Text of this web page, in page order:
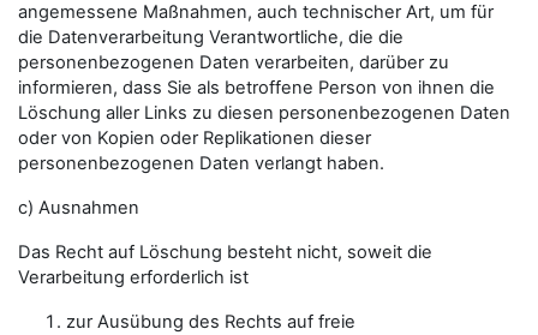
angemessene Maßnahmen, auch technischer Art, um für
die Datenverarbeitung Verantwortliche, die die
personenbezogenen Daten verarbeiten, darüber zu
informieren, dass Sie als betroffene Person von ihnen die
Löschung aller Links zu diesen personenbezogenen Daten
oder von Kopien oder Replikationen dieser
personenbezogenen Daten verlangt haben.
c) Ausnahmen
Das Recht auf Löschung besteht nicht, soweit die
Verarbeitung erforderlich ist
zur Ausübung des Rechts auf freie